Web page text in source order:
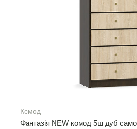
Комод
Фантазія NEW комод 5ш дуб